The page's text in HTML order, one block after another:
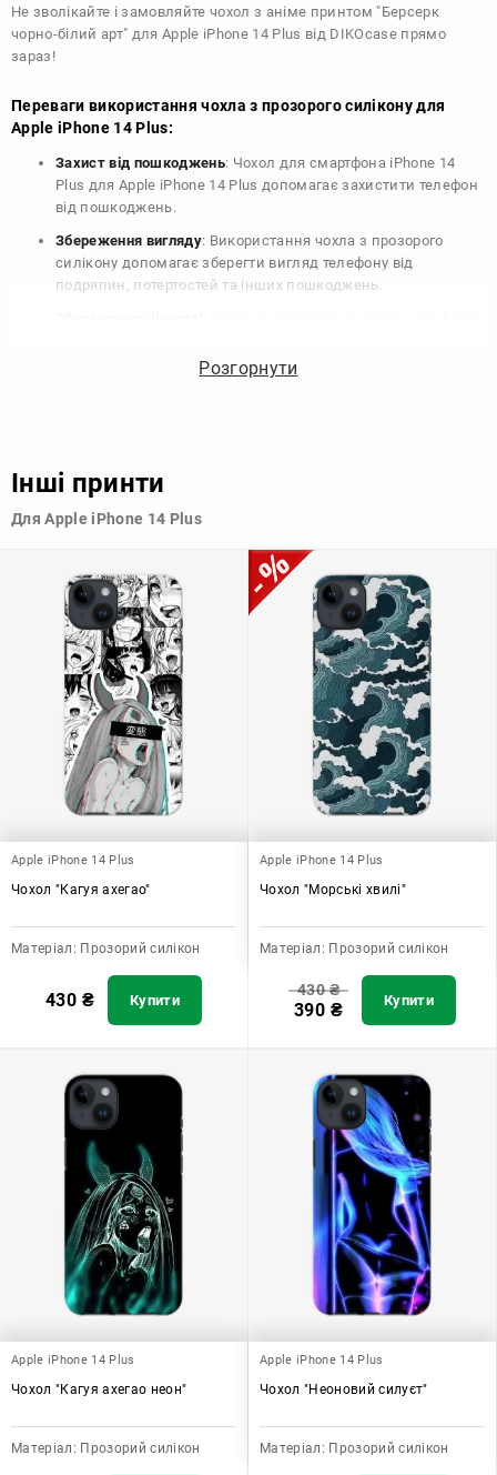
Не зволікайте і замовляйте чохол з аніме принтом "Берсерк
чорно-білий арт" для Apple iPhone 14 Plus від DIKOcase прямо
зараз!
Переваги використання чохла з прозорого силікону для
Apple iPhone 14 Plus:
Захист від пошкоджень: Чохол для смартфона iPhone 14
Plus для Apple iPhone 14 Plus допомагає захистити телефон
від пошкоджень.
Збереження вигляду: Використання чохла з прозорого
силікону допомагає зберегти вигляд телефону від
подряпин, потертостей та інших пошкоджень.
телефону, що особливо важливо для людей, які планують
особистому смаку.
Узагалі, чохол для телефону - це дуже корисний аксесуар, який
Розгорнути
Інші принти
Для Apple iPhone 14 Plus
Apple iPhone 14 Plus
Чохол "Кагуя ахегао"
Матеріал: Прозорий силікон
430 ₴ Купити
Apple iPhone 14 Plus
Чохол "Морські хвилі"
Матеріал: Прозорий силікон
430₴
390 ₴ Купити
Apple iPhone 14 Plus
Чохол "Кагуя ахегао неон"
Матеріал: Прозорий силікон
Apple iPhone 14 Plus
Чохол "Неоновий силуєт"
Матеріал: Прозорий силікон